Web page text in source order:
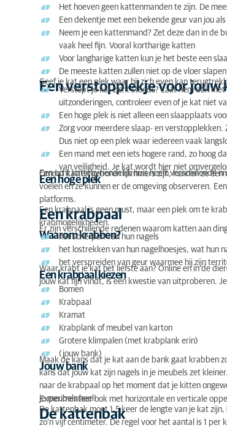
Het hoeven geen kattenmanden te zijn. De
Een dekentje met een bekende geur van jou
Neem je een kattenmand? Zet deze dan in de
vaak heel fijn. Vooral kortharige katten
Voor langharige katten kun je het beste een
De meeste katten zullen niet op de vloer
Een verstopplekje voor jouw
Geef je kat een plek waar hij zich even kan
Verstopt je kat zicht steeds? Laat hem dan
uitzonderingen, controleer even of je kat niet
Een hoge plek is niet alleen een slaapplaats
Zorg voor meerdere slaap- en
Dus niet op een plek waar iedereen vaak
Een mand met een iets hogere rand, zo hoog
van veiligheid. Je kat wordt hier niet
Een hoge plek
Een echt kattenvriendelijk huis heeft verschillende
Omdat katten geboren klimmers zijn, kunnen ze
voelen en ze kunnen er de omgeving observeren.
platforms.
Een krabpaal
Een krabpaal is geen must, maar een plek om te
krabmogelijkheden.
Waarom krabben?
Er zijn verschillende redenen waarom katten aan
het scherpen van hun nagels
het lostrekken van hun nagelhoesjes, wat hun
het verspreiden van geur waarmee hij zijn
Een krabpaal kiezen
Waar krabt je kat het liefste aan? Online en in de
jouw kat fijn vindt, is een kwestie van uitproberen.
Bomen
Krabpaal
Kramat
Krabplank of meubel van karton
Grotere klimpalen (met krabplank erin)
(jouw bank)
Jouw bank
Maak de kans dat je kat aan de bank gaat krabben
kans dat jouw kat zijn nagels in je meubels zet
naar de krabpaal op het moment dat je kitten
je meubels heel!
Experimenteer ook met horizontale en verticale
De kattenbak
De kattenbak moet 1,5 keer de lengte van je kat
zo’n vijf centimeter. De regel voor het aantal is 1 per